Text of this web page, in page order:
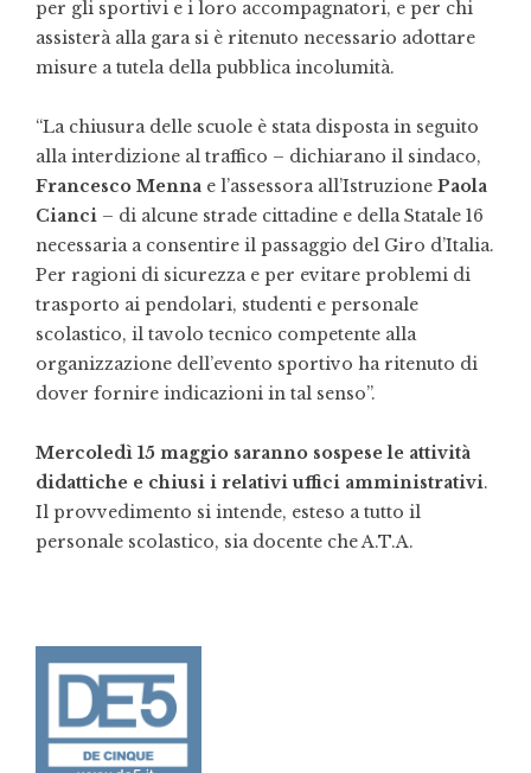
per gli sportivi e i loro accompagnatori, e per chi
assisterà alla gara si è ritenuto necessario adottare
misure a tutela della pubblica incolumità.
“La chiusura delle scuole è stata disposta in seguito
alla interdizione al traffico – dichiarano il sindaco,
Francesco Menna e l’assessora all’Istruzione Paola
Cianci – di alcune strade cittadine e della Statale 16
necessaria a consentire il passaggio del Giro d’Italia.
Per ragioni di sicurezza e per evitare problemi di
trasporto ai pendolari, studenti e personale
scolastico, il tavolo tecnico competente alla
organizzazione dell’evento sportivo ha ritenuto di
dover fornire indicazioni in tal senso”.
Mercoledì 15 maggio saranno sospese le attività
didattiche e chiusi i relativi uffici amministrativi.
Il provvedimento si intende, esteso a tutto il
personale scolastico, sia docente che A.T.A.